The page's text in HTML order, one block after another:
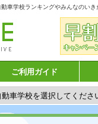
車学校ランキングやみんなのい
ご利用ガイド